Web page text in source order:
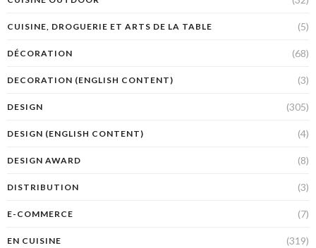
CUISINE, DROGUERIE ET ARTS DE LA TABLE (5)
DÉCORATION (68)
DECORATION (ENGLISH CONTENT) (3)
DESIGN (305)
DESIGN (ENGLISH CONTENT) (4)
DESIGN AWARD (8)
DISTRIBUTION (3)
E-COMMERCE (7)
EN CUISINE (319)